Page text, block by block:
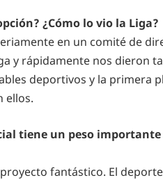
¿Cómo lo vio la Liga?
en un comité de
y rápidamente nos dieron
deportivos y la primera
ellos.
tiene un peso importante
fantástico. El